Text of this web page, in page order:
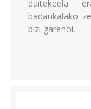
daitekeela
badaukalako
bizi garenoi.